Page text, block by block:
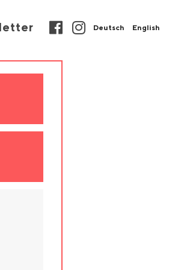
Deutsch English